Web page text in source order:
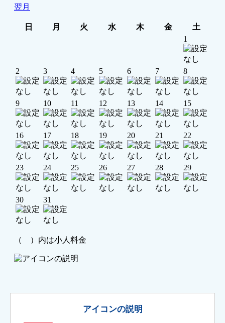
アイコンの説明